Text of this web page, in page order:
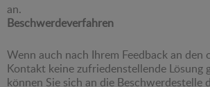
an.
Beschwerdeverfahren
Wenn auch nach Ihrem Feedback an den
Kontakt keine zufriedenstellende Lösung
können Sie sich an die Beschwerdestelle